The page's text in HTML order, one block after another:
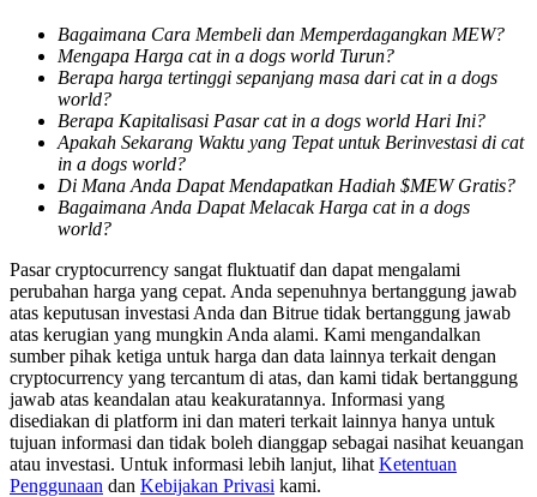
Investasi eksklusif untuk pemegang BTR
Pinjaman
Layanan pinjaman yang didukung Crypto
Bagaimana Cara Membeli dan Memperdagangkan MEW?
Mengapa Harga cat in a dogs world Turun?
Berapa harga tertinggi sepanjang masa dari cat in a dogs
world?
Berapa Kapitalisasi Pasar cat in a dogs world Hari Ini?
Apakah Sekarang Waktu yang Tepat untuk Berinvestasi di cat
in a dogs world?
Di Mana Anda Dapat Mendapatkan Hadiah $MEW Gratis?
Bagaimana Anda Dapat Melacak Harga cat in a dogs
world?
Pasar cryptocurrency sangat fluktuatif dan dapat mengalami
perubahan harga yang cepat. Anda sepenuhnya bertanggung jawab
atas keputusan investasi Anda dan Bitrue tidak bertanggung jawab
atas kerugian yang mungkin Anda alami. Kami mengandalkan
sumber pihak ketiga untuk harga dan data lainnya terkait dengan
cryptocurrency yang tercantum di atas, dan kami tidak bertanggung
jawab atas keandalan atau keakuratannya. Informasi yang
disediakan di platform ini dan materi terkait lainnya hanya untuk
tujuan informasi dan tidak boleh dianggap sebagai nasihat keuangan
atau investasi. Untuk informasi lebih lanjut, lihat Ketentuan
Penggunaan dan Kebijakan Privasi kami.